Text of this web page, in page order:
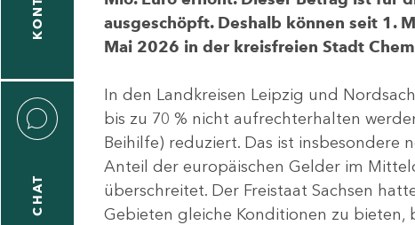
CHAT
ausgeschöpft. Deshalb können seit 1.
Mai 2026 in der kreisfreien Stadt
In den Landkreisen Leipzig und
bis zu 70 % nicht aufrechterhalten
Beihilfe) reduziert. Das ist insbesondere
Anteil der europäischen Gelder im
überschreitet. Der Freistaat Sachsen
Gebieten gleiche Konditionen zu